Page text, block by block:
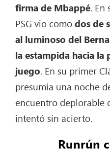
firma de Mbappé. En
PSG vio comodos de
al luminoso del
la estampida hacia
juego. En su primer
presumía una noche
encuentro deplorable
intentó sin acierto.
Runrún